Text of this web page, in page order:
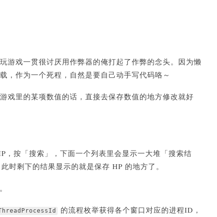
游戏一贯很讨厌用作弊器的俺打起了作弊的念头。因为懒
，作为一个死程，自然是要自己动手写代码咯～
戏里的某项数值的话，直接去保存数值的地方修改就好
按「搜索」，下面一个列表里会显示一大堆「搜索结
时剩下的结果显示的就是保存 HP 的地方了。
的流程枚举获得各个窗口对应的进程ID，